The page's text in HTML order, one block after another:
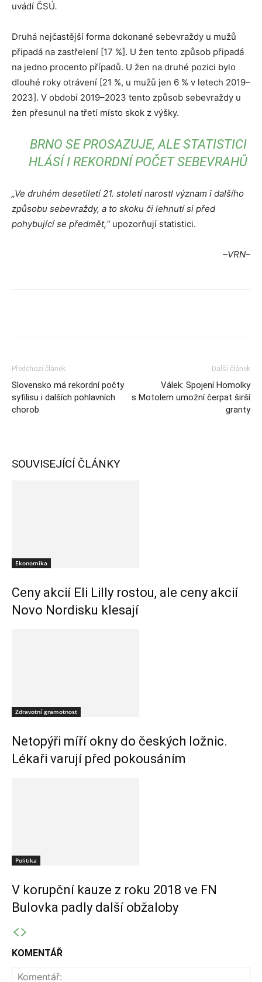
uvádí ČSÚ.
Druhá nejčastější forma dokonané sebevraždy u mužů
připadá na zastřelení [17 %]. U žen tento způsob připadá
na jedno procento případů. U žen na druhé pozici bylo
dlouhé roky otrávení [21 %, u mužů jen 6 % v letech 2019–
2023]. V období 2019–2023 tento způsob sebevraždy u
žen přesunul na třetí místo skok z výšky.
BRNO SE PROSAZUJE, ALE STATISTICI
HLÁSÍ I REKORDNÍ POČET SEBEVRAHŮ
„Ve druhém desetiletí 21. století narostl význam i dalšího
způsobu sebevraždy, a to skoku či lehnutí si před
pohybující se předmět,“ upozorňují statistici.
–VRN–
Předchozí článek
Slovensko má rekordní počty
syfilisu i dalších pohlavních
chorob
Další článek
Válek: Spojení Homolky
s Motolem umožní čerpat širší
granty
SOUVISEJÍCÍ ČLÁNKY
Ekonomika
Ceny akcií Eli Lilly rostou, ale ceny akcií
Novo Nordisku klesají
Zdravotní gramotnost
Netopýři míří okny do českých ložnic.
Lékaři varují před pokousáním
Politika
V korupční kauze z roku 2018 ve FN
Bulovka padly další obžaloby
KOMENTÁŘ